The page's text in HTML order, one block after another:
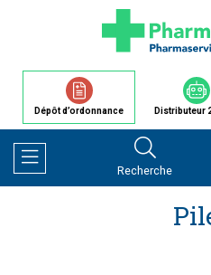
Dépôt d’ordonnance Distributeur
Afficher la navigation
Recherche